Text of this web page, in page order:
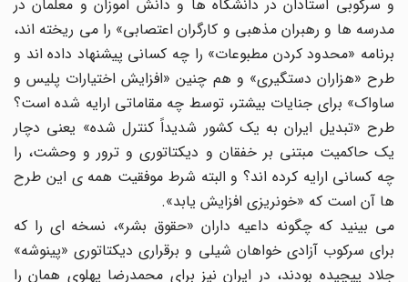
و سرکوبی استادان در دانشگاه ها و دانش آموزان و معلمان در
مدرسه ها و رهبران مذهبی و کارگران اعتصابی» را می ریخته اند،
برنامه «محدود کردن مطبوعات» را چه کسانی پیشنهاد داده اند و
طرح «هزاران دستگیری» و هم چنین «افزایش اختیارات پلیس و
ساواک» برای جنایات بیشتر، توسط چه مقاماتی ارایه شده است؟
طرح «تبدیل ایران به یک کشور شدیداً کنترل شده» یعنی دچار
یک حاکمیت مبتنی بر خفقان و دیکتاتوری و ترور و وحشت، را
چه کسانی ارایه کرده اند؟ و البته شرط موفقیت همه ی این طرح
ها آن است که «خونریزی افزایش یابد».
می بینید که چگونه داعیه داران «حقوق بشر»، نسخه ای را که
برای سرکوب آزادی خواهان شیلی و برقراری دیکتاتوری «پینوشه»
جلاد پیچیده بودند، در ایران نیز برای محمدرضا پهلوی همان را